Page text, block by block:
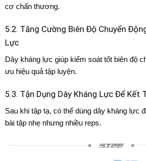
cơ chấn thương.
5.2. Tăng Cường Biên Độ Chuyển
Lực
Dây kháng lực giúp kiểm soát tốt biên độ
ưu hiệu quả tập luyện.
5.3. Tận Dụng Dây Kháng Lực Để Kết
Sau khi tập tạ, có thể dùng dây kháng lực
bài tập nhẹ nhưng nhiều reps.